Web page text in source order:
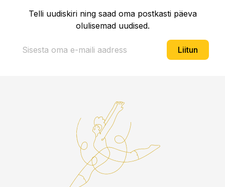
Telli uudiskiri ning saad oma postkasti päeva
olulisemad uudised.
Liitun